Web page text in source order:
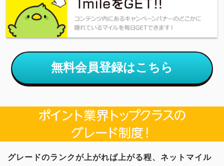
無料会員登録はこちら
グレードのランクが上がれば上がる程、ネットマイル